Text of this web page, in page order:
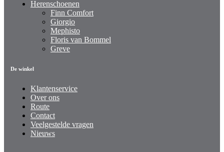
Herenschoenen
Finn Comfort
Giorgio
Mephisto
Floris van Bommel
Greve
De winkel
Klantenservice
Over ons
Route
Contact
Veelgestelde vragen
Nieuws